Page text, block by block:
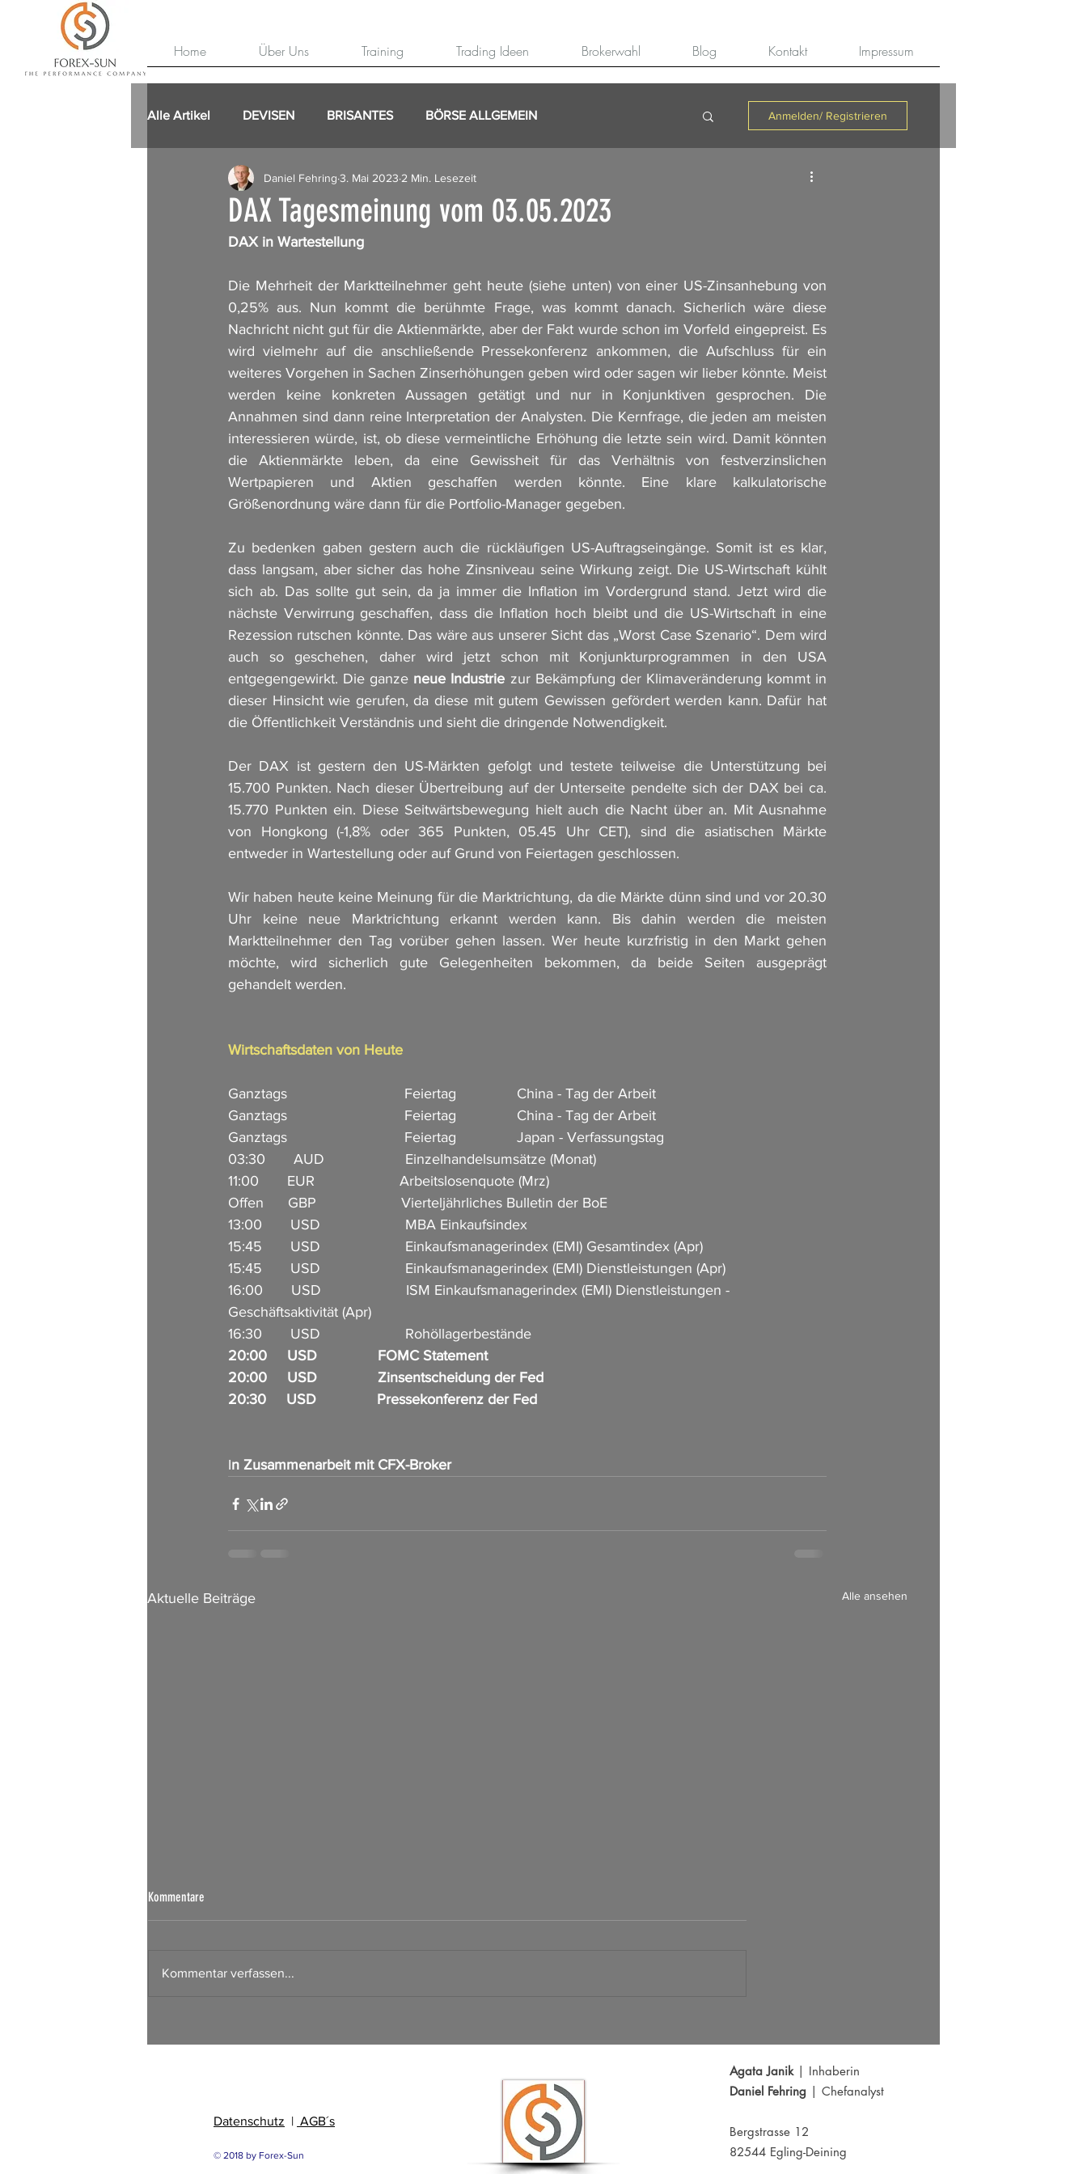
Home Über Uns Training Trading Ideen Brokerwahl Blog Kontakt Impressum
Alle Artikel DEVISEN BRISANTES BÖRSE ALLGEMEIN Anmelden/ Registrieren
DAX Tagesmeinung vom 03.05.2023
Daniel Fehring 3. Mai 2023 2 Min. Lesezeit
DAX in Wartestellung
Die Mehrheit der Marktteilnehmer geht heute (siehe unten) von einer US-Zinsanhebung von
0,25% aus. Nun kommt die berühmte Frage, was kommt danach. Sicherlich wäre diese
Nachricht nicht gut für die Aktienmärkte, aber der Fakt wurde schon im Vorfeld eingepreist. Es
wird vielmehr auf die anschließende Pressekonferenz ankommen, die Aufschluss für ein
weiteres Vorgehen in Sachen Zinserhöhungen geben wird oder sagen wir lieber könnte. Meist
werden keine konkreten Aussagen getätigt und nur in Konjunktiven gesprochen. Die
Annahmen sind dann reine Interpretation der Analysten. Die Kernfrage, die jeden am meisten
interessieren würde, ist, ob diese vermeintliche Erhöhung die letzte sein wird. Damit könnten
die Aktienmärkte leben, da eine Gewissheit für das Verhältnis von festverzinslichen
Wertpapieren und Aktien geschaffen werden könnte. Eine klare kalkulatorische
Größenordnung wäre dann für die Portfolio-Manager gegeben.
Zu bedenken gaben gestern auch die rückläufigen US-Auftragseingänge. Somit ist es klar,
dass langsam, aber sicher das hohe Zinsniveau seine Wirkung zeigt. Die US-Wirtschaft kühlt
sich ab. Das sollte gut sein, da ja immer die Inflation im Vordergrund stand. Jetzt wird die
nächste Verwirrung geschaffen, dass die Inflation hoch bleibt und die US-Wirtschaft in eine
Rezession rutschen könnte. Das wäre aus unserer Sicht das „Worst Case Szenario“. Dem wird
auch so geschehen, daher wird jetzt schon mit Konjunkturprogrammen in den USA
entgegengewirkt. Die ganze neue Industrie zur Bekämpfung der Klimaveränderung kommt in
dieser Hinsicht wie gerufen, da diese mit gutem Gewissen gefördert werden kann. Dafür hat
die Öffentlichkeit Verständnis und sieht die dringende Notwendigkeit.
Der DAX ist gestern den US-Märkten gefolgt und testete teilweise die Unterstützung bei
15.700 Punkten. Nach dieser Übertreibung auf der Unterseite pendelte sich der DAX bei ca.
15.770 Punkten ein. Diese Seitwärtsbewegung hielt auch die Nacht über an. Mit Ausnahme
von Hongkong (-1,8% oder 365 Punkten, 05.45 Uhr CET), sind die asiatischen Märkte
entweder in Wartestellung oder auf Grund von Feiertagen geschlossen.
Wir haben heute keine Meinung für die Marktrichtung, da die Märkte dünn sind und vor 20.30
Uhr keine neue Marktrichtung erkannt werden kann. Bis dahin werden die meisten
Marktteilnehmer den Tag vorüber gehen lassen. Wer heute kurzfristig in den Markt gehen
möchte, wird sicherlich gute Gelegenheiten bekommen, da beide Seiten ausgeprägt
gehandelt werden.
Wirtschaftsdaten von Heute
Ganztags                             Feiertag               China - Tag der Arbeit
Ganztags                             Feiertag               China - Tag der Arbeit
Ganztags                             Feiertag               Japan - Verfassungstag
03:30       AUD                    Einzelhandelsumsätze (Monat)
11:00       EUR                     Arbeitslosenquote (Mrz)
Offen      GBP                     Vierteljährliches Bulletin der BoE
13:00       USD                     MBA Einkaufsindex
15:45       USD                     Einkaufsmanagerindex (EMI) Gesamtindex (Apr)
15:45       USD                     Einkaufsmanagerindex (EMI) Dienstleistungen (Apr)
16:00       USD                     ISM Einkaufsmanagerindex (EMI) Dienstleistungen -
Geschäftsaktivität (Apr)
16:30       USD                     Rohöllagerbestände
20:00     USD               FOMC Statement
20:00     USD               Zinsentscheidung der Fed
20:30     USD               Pressekonferenz der Fed
In Zusammenarbeit mit CFX-Broker
Aktuelle Beiträge Alle ansehen
Börsen Radar 07.08.2026
Kommentare
Kommentar verfassen...
Datenschutz AGB´s
© 2018 by Forex-Sun
Agata Janik| Inhaberin
Daniel Fehring | Chefanalyst
Bergstrasse 12
82544 Egling-Deining